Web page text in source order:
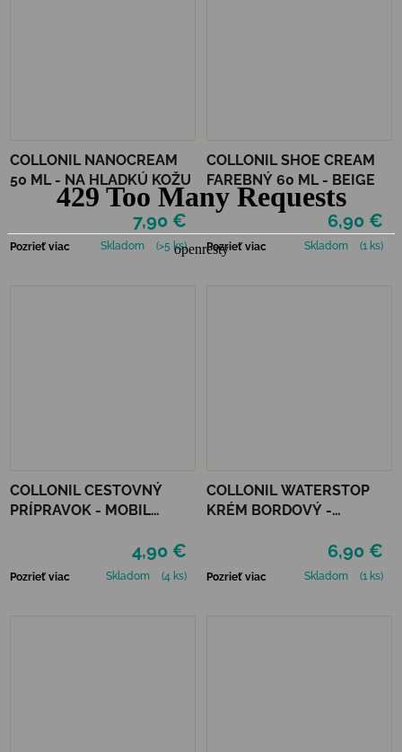
COLLONIL NANOCREAM
50 ML - NA HLADKÚ KOŽU
7,90 €
Pozrieť viac Skladom (>5 ks)
COLLONIL SHOE CREAM
FAREBNÝ 60 ML - BEIGE
6,90 €
Pozrieť viac Skladom (1 ks)
COLLONIL CESTOVNÝ
PRÍPRAVOK - MOBIL
4,90 €
Pozrieť viac Skladom (4 ks)
COLLONIL WATERSTOP
KRÉM BORDOVÝ -
6,90 €
Pozrieť viac Skladom (1 ks)